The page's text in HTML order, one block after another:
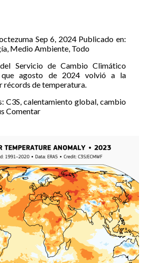
Sep 6, 2024 Publicado en:
, Medio Ambiente, Todo
Servicio de Cambio Climático
que agosto de 2024 volvió a la
récords de temperatura.
C3S, calentamiento global, cambio
Comentar